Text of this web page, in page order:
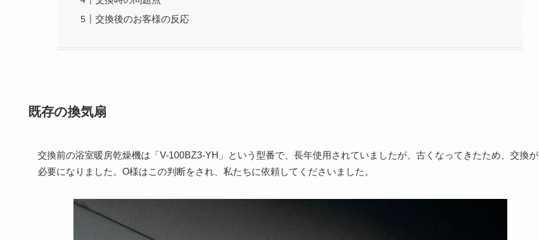
交換後のお客様の反応
既存の換気扇
交換前の浴室暖房乾燥機は「V-100BZ3-YH」という型番で、長年使用されていましたが、古くなってきたため、交換が
必要になりました。O様はこの判断をされ、私たちに依頼してくださいました。